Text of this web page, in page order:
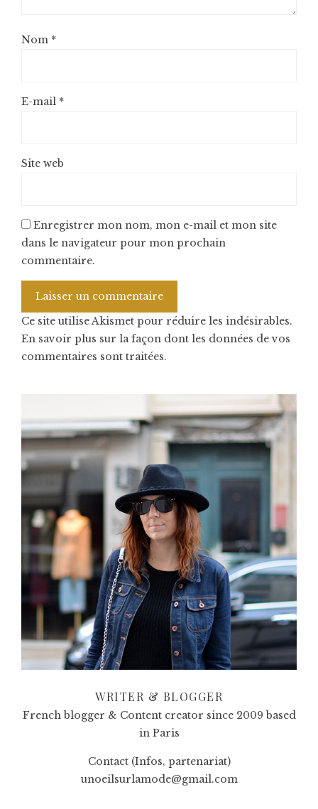
Nom *
E-mail *
Site web
Enregistrer mon nom, mon e-mail et mon site
dans le navigateur pour mon prochain
commentaire.
Ce site utilise Akismet pour réduire les indésirables.
En savoir plus sur la façon dont les données de vos
commentaires sont traitées.
WRITER & BLOGGER
French blogger & Content creator since 2009 based
in Paris
Contact (Infos, partenariat)
unoeilsurlamode@gmail.com